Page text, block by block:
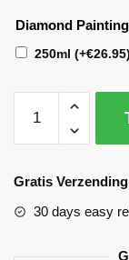
Diamond
250ml (+€26.95)
l
e
Gratis
30 days easy